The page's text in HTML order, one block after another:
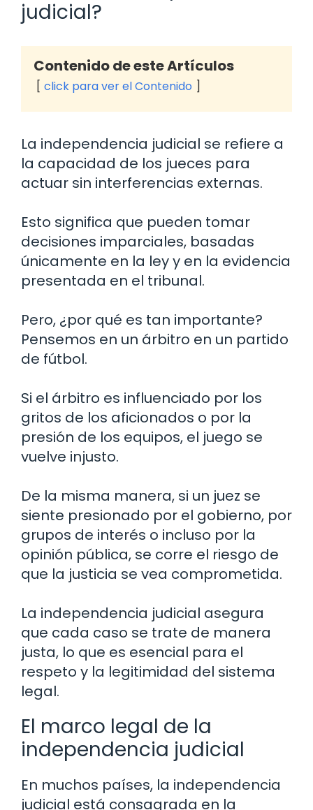
judicial?
Contenido de este Artículos
click para ver el Contenido
La independencia judicial se refiere a
la capacidad de los jueces para
actuar sin interferencias externas.
Esto significa que pueden tomar
decisiones imparciales, basadas
únicamente en la ley y en la evidencia
presentada en el tribunal.
Pero, ¿por qué es tan importante?
Pensemos en un árbitro en un partido
de fútbol.
Si el árbitro es influenciado por los
gritos de los aficionados o por la
presión de los equipos, el juego se
vuelve injusto.
De la misma manera, si un juez se
siente presionado por el gobierno, por
grupos de interés o incluso por la
opinión pública, se corre el riesgo de
que la justicia se vea comprometida.
La independencia judicial asegura
que cada caso se trate de manera
justa, lo que es esencial para el
respeto y la legitimidad del sistema
legal.
El marco legal de la
independencia judicial
En muchos países, la independencia
judicial está consagrada en la